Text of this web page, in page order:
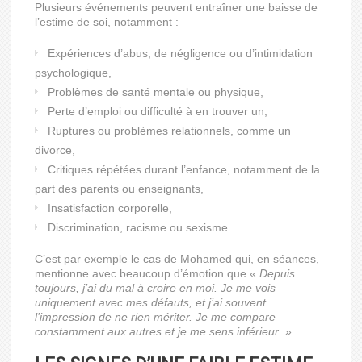
Plusieurs événements peuvent entraîner une baisse de
l’estime de soi, notamment :
Expériences d’abus, de négligence ou d’intimidation
psychologique,
Problèmes de santé mentale ou physique,
Perte d’emploi ou difficulté à en trouver un,
Ruptures ou problèmes relationnels, comme un
divorce,
Critiques répétées durant l’enfance, notamment de la
part des parents ou enseignants,
Insatisfaction corporelle,
Discrimination, racisme ou sexisme.
C’est par exemple le cas de Mohamed qui, en séances,
mentionne avec beaucoup d’émotion que «Depuis
toujours, j’ai du mal à croire en moi. Je me vois
uniquement avec mes défauts, et j’ai souvent
l’impression de ne rien mériter. Je me compare
constamment aux autres et je me sens inférieur. »